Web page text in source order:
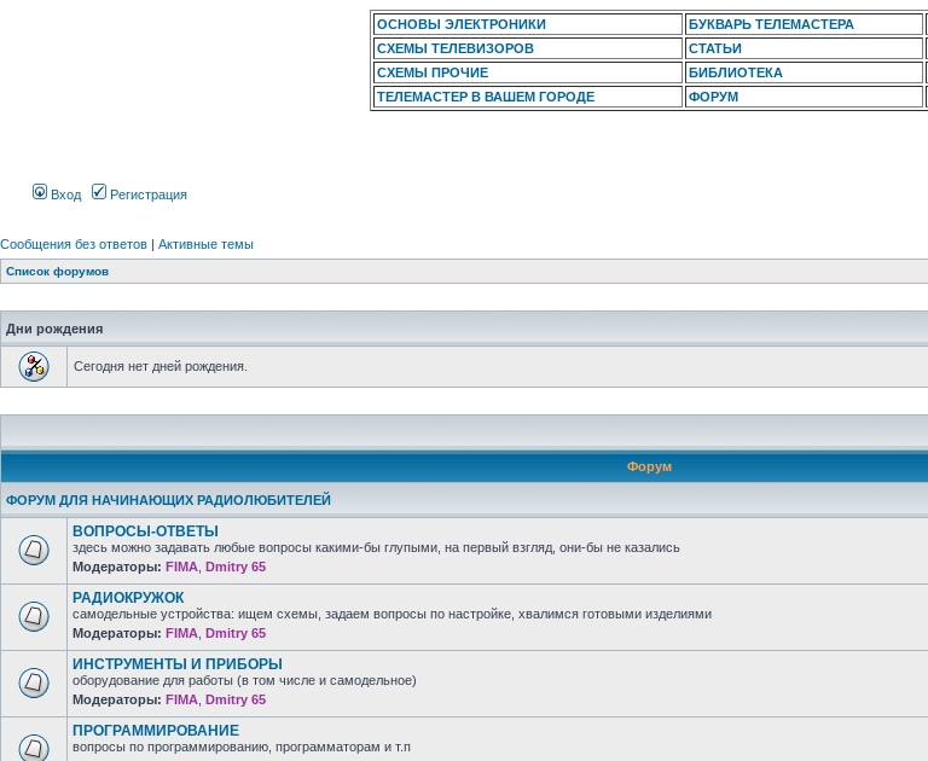
ОСНОВЫ ЭЛЕКТРОНИКИ БУКВАРЬ ТЕЛЕМАСТЕРА
СХЕМЫ ТЕЛЕВИЗОРОВ
СТАТЬИ
СХЕМЫ ПРОЧИЕ
БИБЛИОТЕКА
ТЕЛЕМАСТЕР В ВАШЕМ ГОРОДЕ
ФОРУМ
Вход Регистрация
Сообщения без ответов | Активные темы
Список форумов
Дни рождения
Сегодня нет дней рождения.
Форум
ФОРУМ ДЛЯ НАЧИНАЮЩИХ РАДИОЛЮБИТЕЛЕЙ
ВОПРОСЫ-ОТВЕТЫ
здесь можно задавать любые вопросы какими-бы глупыми, на первый взгляд, они-бы не казались
Модераторы: FIMA Dmitry 65
РАДИОКРУЖОК
самодельные устройства: ищем схемы, задаем вопросы по настройке, хвалимся готовыми изделиями
Модераторы: FIMA Dmitry 65
ИНСТРУМЕНТЫ И ПРИБОРЫ
оборудование для работы (в том числе и самодельное)
Модераторы: FIMA Dmitry 65
ПРОГРАММИРОВАНИЕ
вопросы по программированию, программаторам и т.п